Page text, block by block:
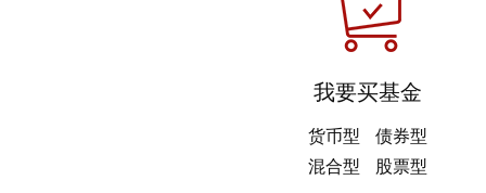
我要买基金
货币型
债券型
混合型
股票型